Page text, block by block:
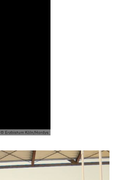
© Erzbistum Köln/Hordys